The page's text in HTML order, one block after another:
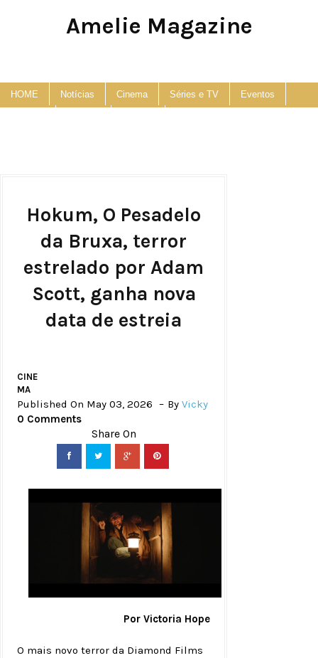
Amelie Magazine
HOME Notícias Cinema Séries e TV Eventos
Hokum, O Pesadelo
da Bruxa, terror
estrelado por Adam
Scott, ganha nova
data de estreia
CINE
MA
Published On May 03, 2026 By Vicky
0 Comments
Por Victoria Hope
O mais novo terror da Diamond Films